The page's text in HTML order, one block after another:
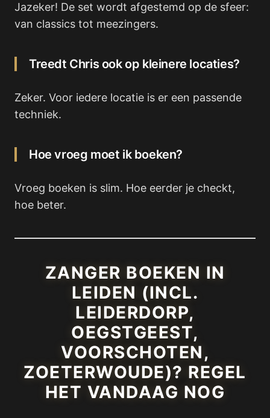
Jazeker! De set wordt afgestemd op de sfeer:
van classics tot meezingers.
Treedt Chris ook op kleinere locaties?
Zeker. Voor iedere locatie is er een passende
techniek.
Hoe vroeg moet ik boeken?
Vroeg boeken is slim. Hoe eerder je checkt,
hoe beter.
ZANGER BOEKEN IN
LEIDEN (INCL.
LEIDERDORP,
OEGSTGEEST,
VOORSCHOTEN,
ZOETERWOUDE)? REGEL
HET VANDAAG NOG